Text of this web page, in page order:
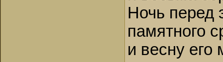
Ночь перед
памятного
и весну его